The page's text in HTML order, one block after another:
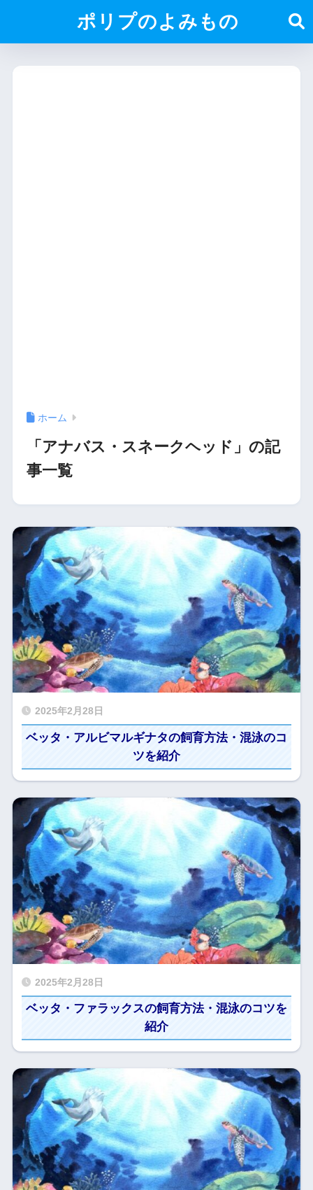
ポリプのよみもの
ホーム
「アナバス・スネークヘッド」の記
事一覧
2025年2月28日
ベッタ・アルビマルギナタの飼育方法・混泳のコ
ツを紹介
2025年2月28日
ベッタ・ファラックスの飼育方法・混泳のコツを
紹介